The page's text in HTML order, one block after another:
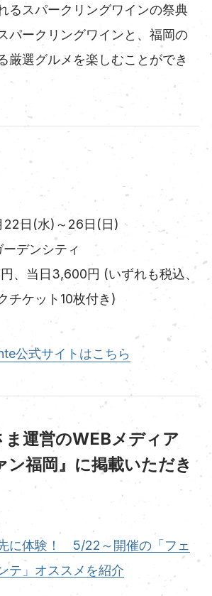
るスパークリングワインの祭典
パークリングワインと、福岡の
厳選グルメを楽しむことができ
日(水)～26日(日)
デンシティ
、当日3,600円 (いずれも税込、
チケット10枚付き)
公式サイトはこちら
ま運営のWEBメディア
ン福岡』に掲載いただき
に体験！ 5/22～開催の「フェ
テ」オススメを紹介